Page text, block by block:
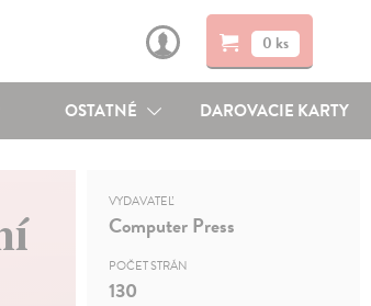
0 ks
OSTATNÉ DAROVACIE KARTY
VYDAVATEĽ
Computer Press
POČET STRÁN
130